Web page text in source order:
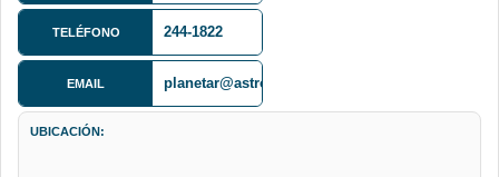
1976
TELÉFONO 244-1822
EMAIL planetar@astro.edu.bo
UBICACIÓN: